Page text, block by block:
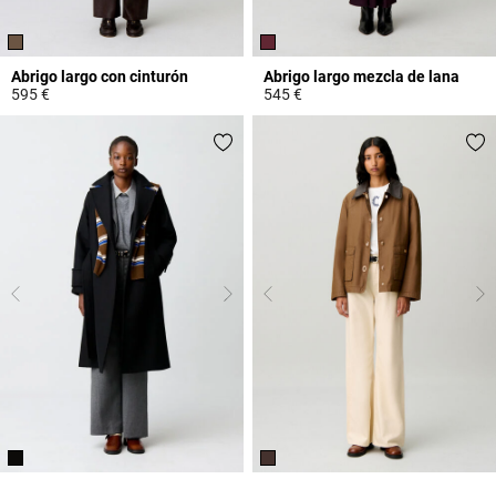
Abrigo largo con cinturón
595 €
Abrigo largo mezcla de lana
545 €